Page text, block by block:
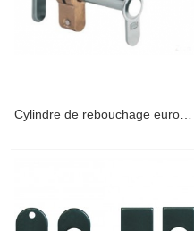
Cylindre de rebouchage européen